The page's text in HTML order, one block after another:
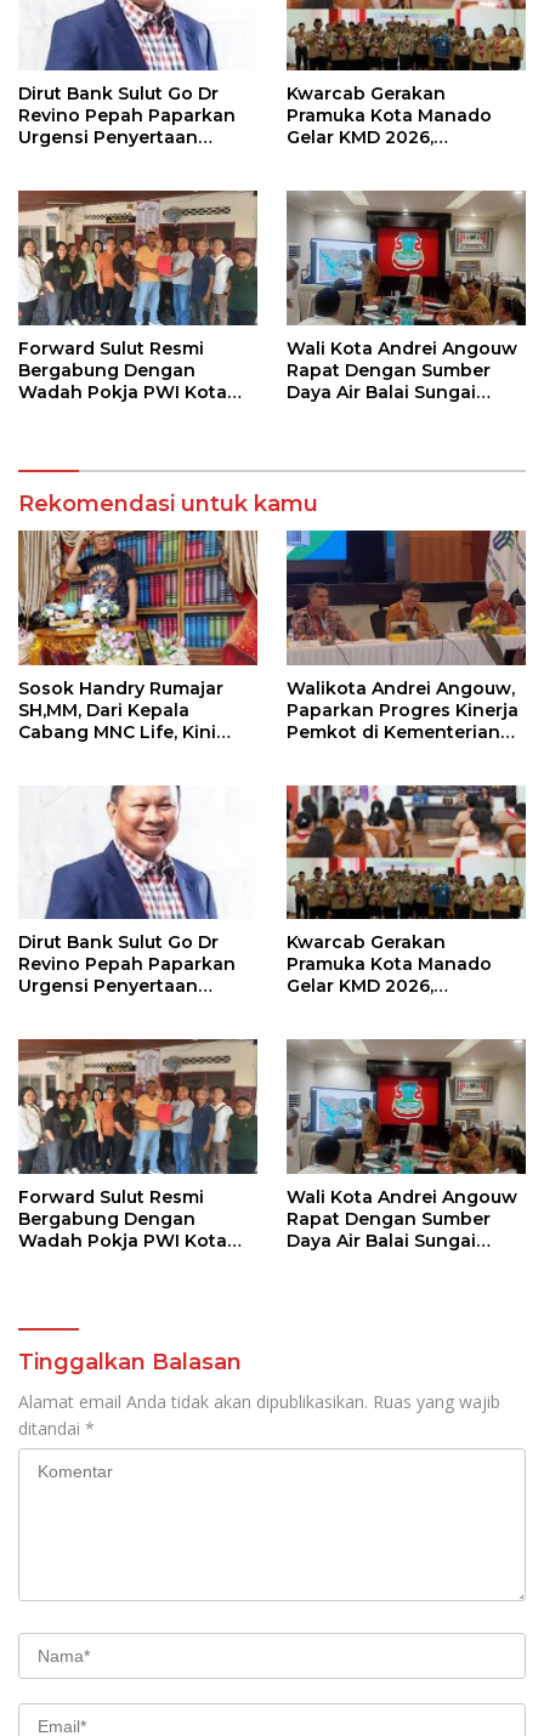
Dirut Bank Sulut Go Dr
Revino Pepah Paparkan
Urgensi Penyertaan
Kwarcab Gerakan
Pramuka Kota Manado
Gelar KMD 2026,
Pramuka
Forward Sulut Resmi
Bergabung Dengan
Wadah Pokja PWI Kota
Wali Kota Andrei Angouw
Rapat Dengan Sumber
Daya Air Balai Sungai
Rekomendasi untuk kamu
Sosok Handry Rumajar
SH,MM, Dari Kepala
Cabang MNC Life, Kini
Walikota Andrei Angouw,
Paparkan Progres Kinerja
Pemkot di Kementerian
Dirut Bank Sulut Go Dr
Revino Pepah Paparkan
Urgensi Penyertaan
Kwarcab Gerakan
Pramuka Kota Manado
Gelar KMD 2026,
Pramuka
Forward Sulut Resmi
Bergabung Dengan
Wadah Pokja PWI Kota
Wali Kota Andrei Angouw
Rapat Dengan Sumber
Daya Air Balai Sungai
Tinggalkan Balasan
Alamat email Anda tidak akan dipublikasikan. Ruas yang wajib
ditandai *